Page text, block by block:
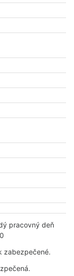
pracovný deň
zabezpečené.